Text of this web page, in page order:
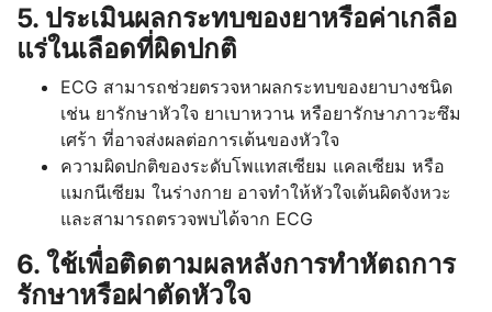
5. ประเมินผลกระทบของยาหรือค่าเกลือ
แร่ในเลือดที่ผิดปกติ
ECG สามารถช่วยตรวจหาผลกระทบของยาบางชนิด
เช่น ยารักษาหัวใจ ยาเบาหวาน หรือยารักษาภาวะซึม
เศร้า ที่อาจส่งผลต่อการเต้นของหัวใจ
ความผิดปกติของระดับโพแทสเซียม แคลเซียม หรือ
แมกนีเซียม ในร่างกาย อาจทำให้หัวใจเต้นผิดจังหวะ
และสามารถตรวจพบได้จาก ECG
6. ใช้เพื่อติดตามผลหลังการทำหัตถการ
รักษาหรือผ่าตัดหัวใจ